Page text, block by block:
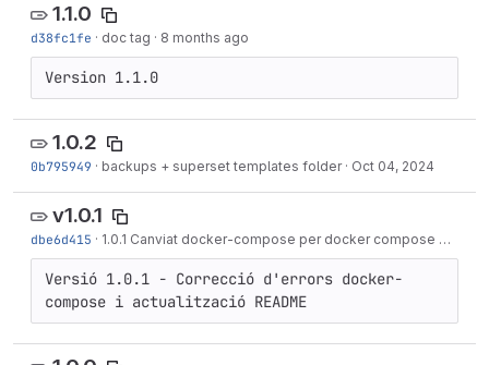
1.1.0
d38fc1fe · doc tag · 8 months ago
Version 1.1.0
1.0.2
0b795949 · backups + superset templates folder · Oct 04, 2024
v1.0.1
dbe6d415 · 1.0.1 Canviat docker-compose per docker compose dbgate i documentation i nova etiqueta al README
Versió 1.0.1 - Correcció d'errors docker-
compose i actualització README